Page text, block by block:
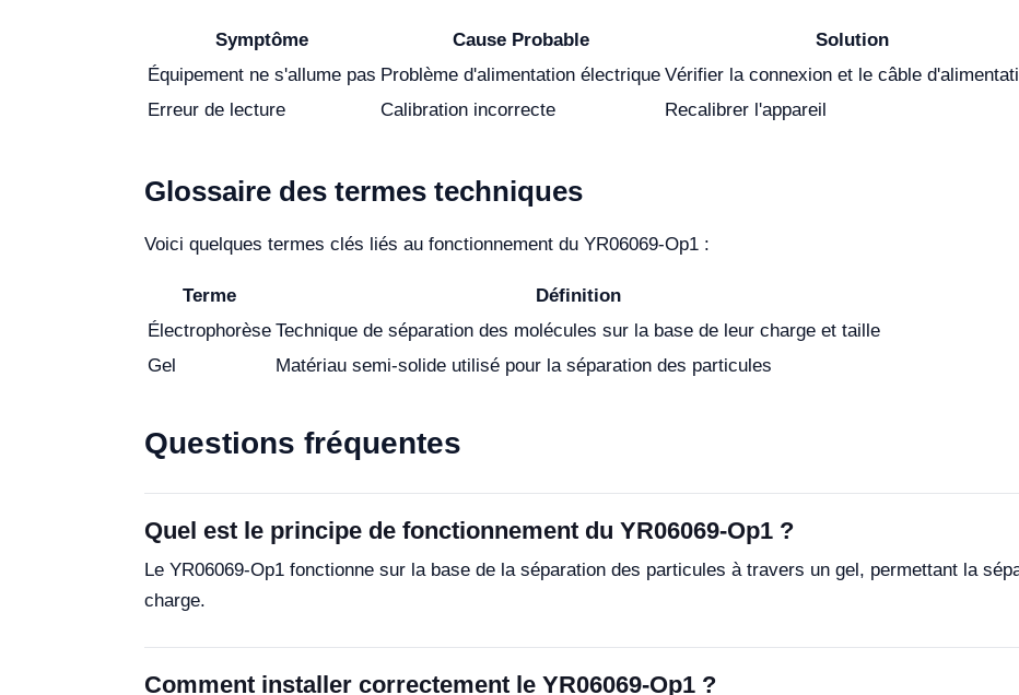
Symptôme Cause Probable
Solution
Équipement ne s'allume pas Problème d'alimentation électrique Vérifier la connexion et le câble
Erreur de lecture
Calibration incorrecte Recalibrer l'appareil
Glossaire des termes techniques
Voici quelques termes clés liés au fonctionnement du YR06069-Op1 :
Terme
Définition
Électrophorèse Technique de séparation des molécules sur la base de leur charge et taille
Gel
Matériau semi-solide utilisé pour la séparation des particules
Questions fréquentes
Quel est le principe de fonctionnement du YR06069-Op1 ?
Le YR06069-Op1 fonctionne sur la base de la séparation des particules à travers un gel, permettant la
charge.
Comment installer correctement le YR06069-Op1 ?